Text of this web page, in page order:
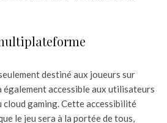
destiné aux joueurs sur
également accessible aux utilisateurs
cloud gaming. Cette accessibilité
le jeu sera à la portée de tous,